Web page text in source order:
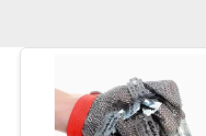
ম্যাপ
PRIVACY